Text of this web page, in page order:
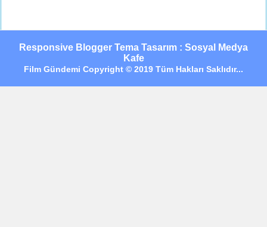
Responsive Blogger Tema Tasarım : Sosyal Medya
Kafe
Film Gündemi Copyright © 2019 Tüm Hakları Saklıdır...